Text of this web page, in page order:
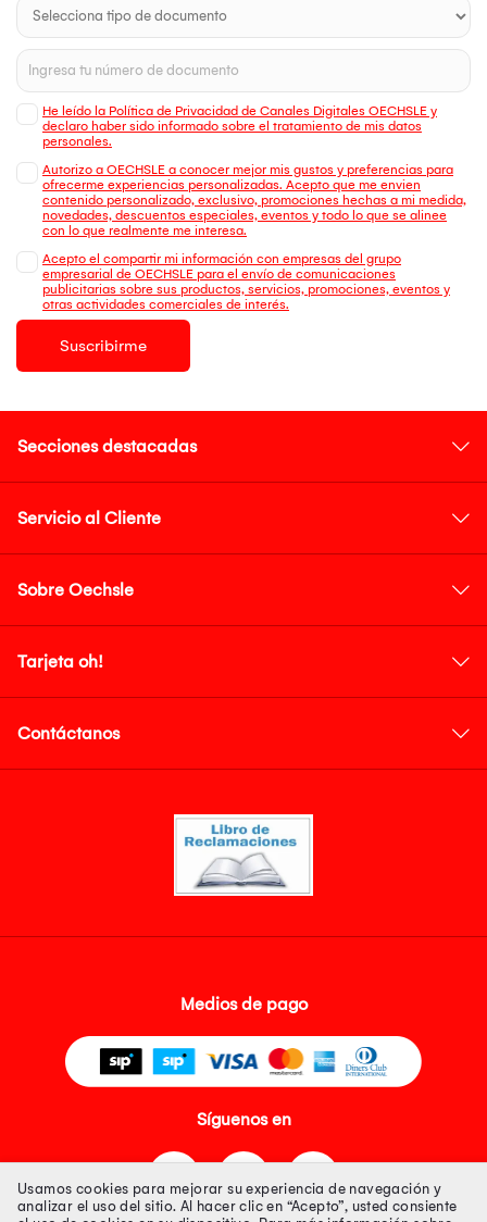
He leído la Política de Privacidad de Canales Digitales OECHSLE y
declaro haber sido informado sobre el tratamiento de mis datos
personales.
Autorizo a OECHSLE a conocer mejor mis gustos y preferencias para
ofrecerme experiencias personalizadas. Acepto que me envien
contenido personalizado, exclusivo, promociones hechas a mi medida,
novedades, descuentos especiales, eventos y todo lo que se alinee
con lo que realmente me interesa.
Acepto el compartir mi información con empresas del grupo
empresarial de OECHSLE para el envío de comunicaciones
publicitarias sobre sus productos, servicios, promociones, eventos y
otras actividades comerciales de interés.
Suscribirme
Secciones destacadas
Servicio al Cliente
Sobre Oechsle
Tarjeta oh!
Contáctanos
Medios de pago
Síguenos en
Usamos cookies para mejorar su experiencia de navegación y
analizar el uso del sitio. Al hacer clic en “Acepto”, usted consiente